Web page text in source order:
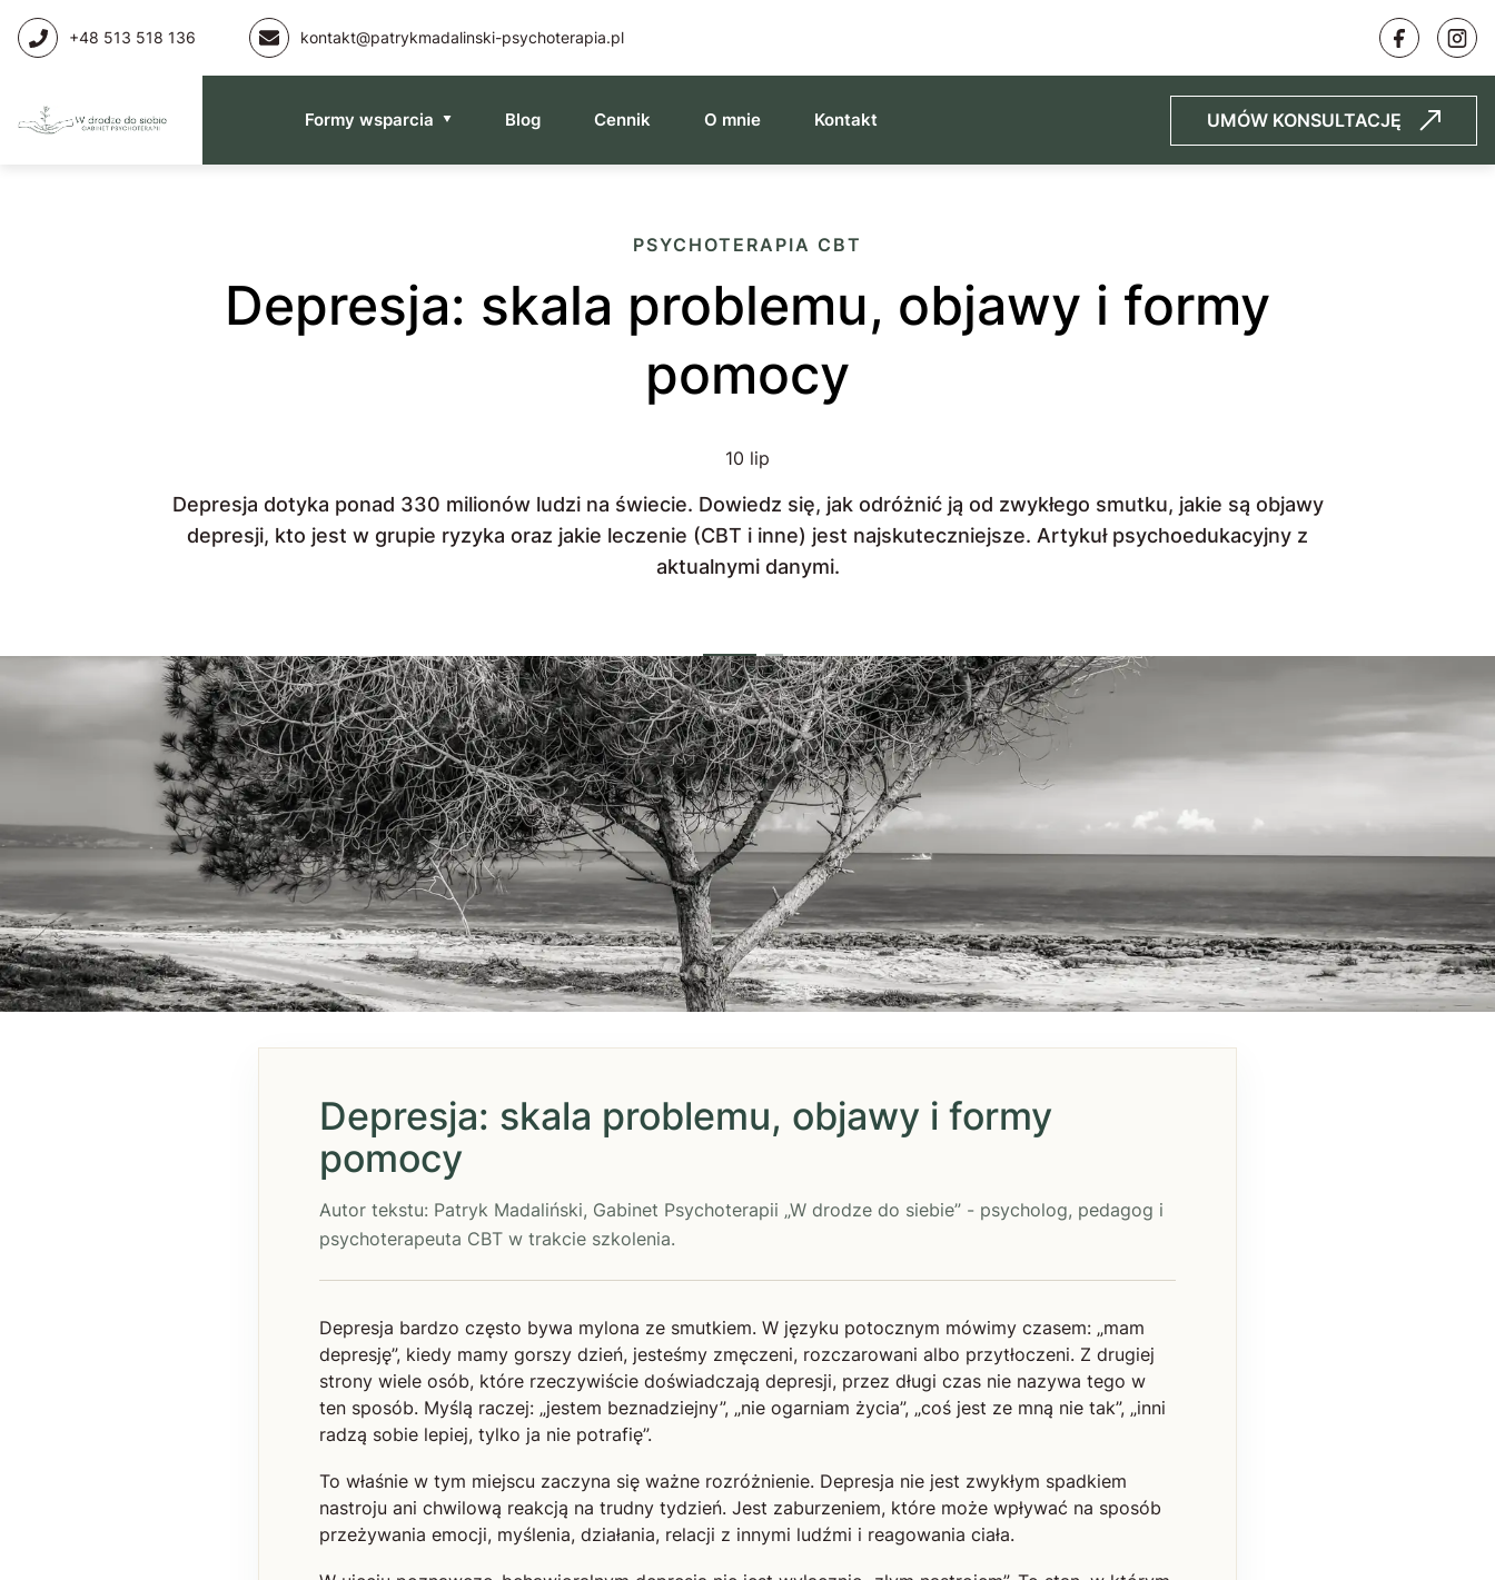
+48 513 518 136 kontakt@patrykmadalinski-psychoterapia.pl
Formy wsparcia Blog Cennik O mnie ​Kontakt UMÓW KONSULTACJĘ
PSYCHOTERAPIA CBT
Depresja: skala problemu, objawy i formy
pomocy
10 lip
Depresja dotyka ponad 330 milionów ludzi na świecie. Dowiedz się, jak odróżnić ją od zwykłego smutku, jakie są objawy
depresji, kto jest w grupie ryzyka oraz jakie leczenie (CBT i inne) jest najskuteczniejsze. Artykuł psychoedukacyjny z
aktualnymi danymi.
Depresja: skala problemu, objawy i formy
pomocy
Autor tekstu: Patryk Madaliński, Gabinet Psychoterapii „W drodze do siebie” - psycholog, pedagog i
psychoterapeuta CBT w trakcie szkolenia.
Depresja bardzo często bywa mylona ze smutkiem. W języku potocznym mówimy czasem: „mam
depresję”, kiedy mamy gorszy dzień, jesteśmy zmęczeni, rozczarowani albo przytłoczeni. Z drugiej
strony wiele osób, które rzeczywiście doświadczają depresji, przez długi czas nie nazywa tego w
ten sposób. Myślą raczej: „jestem beznadziejny”, „nie ogarniam życia”, „coś jest ze mną nie tak”, „inni
radzą sobie lepiej, tylko ja nie potrafię”.
To właśnie w tym miejscu zaczyna się ważne rozróżnienie. Depresja nie jest zwykłym spadkiem
nastroju ani chwilową reakcją na trudny tydzień. Jest zaburzeniem, które może wpływać na sposób
przeżywania emocji, myślenia, działania, relacji z innymi ludźmi i reagowania ciała.